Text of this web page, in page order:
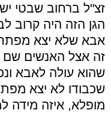
זצ"ל ברחוב שבטי
הגן הזה היה קרוב
זה אצל האנשים שם
שהוא עולה לאבא
מופלא, איזה מידה